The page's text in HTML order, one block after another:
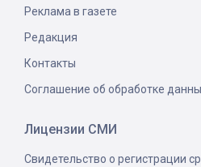
Реклама в газете
Редакция
Контакты
Соглашение об обработке
Лицензии СМИ
Свидетельство о регистрации